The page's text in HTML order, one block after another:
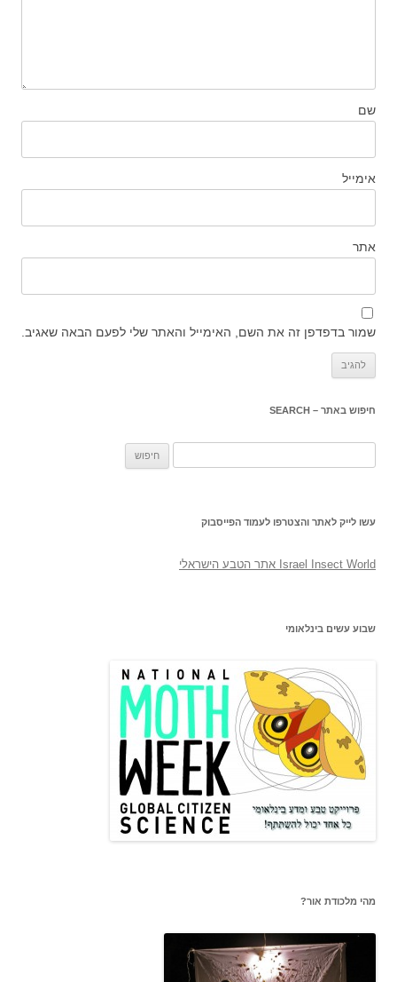
שם
אימייל
אתר
שמור בדפדפן זה את השם, האימייל והאתר שלי לפעם הבאה שאגיב.
חיפוש באתר – SEARCH
עשו לייק לאתר והצטרפו לעמוד הפייסבוק
‎Israel Insect World אתר הטבע הישראלי‎
שבוע עשים בינלאומי
מהי מלכודת אור?